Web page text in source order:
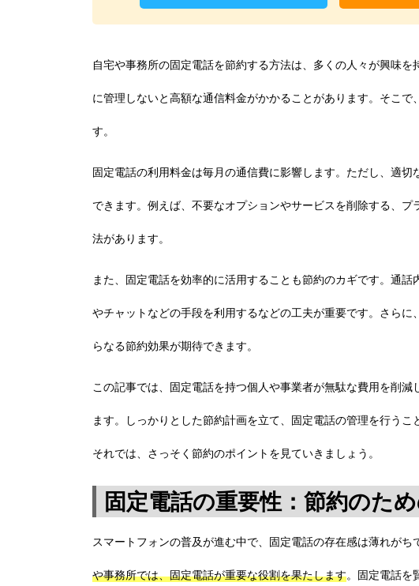
自宅や事務所の固定電話を節約する方法は、多くの人々が興味
に管理しないと高額な通信料金がかかることがあります。そこ
す。
固定電話の利用料金は毎月の通信費に影響します。ただし、適
できます。例えば、不要なオプションやサービスを削除する、
法があります。
また、固定電話を効率的に活用することも節約のカギです。通
やチャットなどの手段を利用するなどの工夫が重要です。さら
らなる節約効果が期待できます。
この記事では、固定電話を持つ個人や事業者が無駄な費用を削
ます。しっかりとした節約計画を立て、固定電話の管理を行う
それでは、さっそく節約のポイントを見ていきましょう。
固定電話の重要性：節約のた
スマートフォンの普及が進む中で、固定電話の存在感は薄れがち
や事務所では、固定電話が重要な役割を果たします。固定電話を